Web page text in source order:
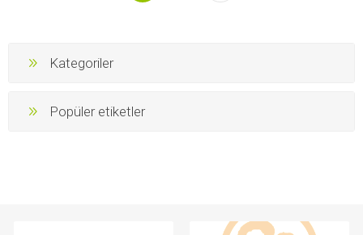
Kategoriler
Popüler etiketler